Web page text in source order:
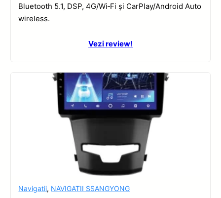
Bluetooth 5.1, DSP, 4G/Wi‑Fi și CarPlay/Android Auto
wireless.
Vezi review!
Navigatii, NAVIGATII SSANGYONG